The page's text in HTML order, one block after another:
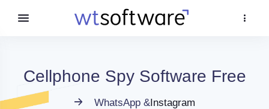
Cellphone Spy Software Free
WhatsApp &Instagram